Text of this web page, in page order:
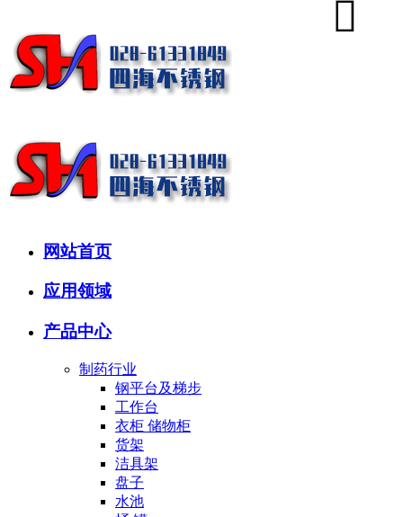
网站首页
应用领域
产品中心
制药行业
钢平台及梯步
工作台
衣柜 储物柜
货架
洁具架
盘子
水池